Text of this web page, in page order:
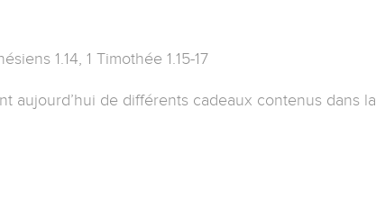
1.14, 1 Timothée 1.15-17
aujourd’hui de différents cadeaux contenus dans la